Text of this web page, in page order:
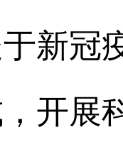
新冠
开展